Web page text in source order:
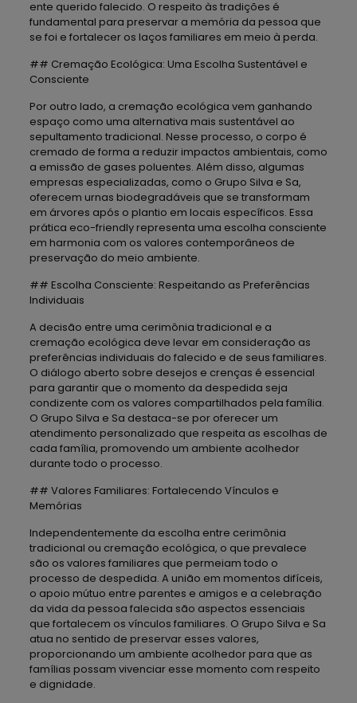
ente querido falecido. O respeito às tradições é
fundamental para preservar a memória da pessoa que
se foi e fortalecer os laços familiares em meio à perda.
## Cremação Ecológica: Uma Escolha Sustentável e
Consciente
Por outro lado, a cremação ecológica vem ganhando
espaço como uma alternativa mais sustentável ao
sepultamento tradicional. Nesse processo, o corpo é
cremado de forma a reduzir impactos ambientais, como
a emissão de gases poluentes. Além disso, algumas
empresas especializadas, como o Grupo Silva e Sa,
oferecem urnas biodegradáveis que se transformam
em árvores após o plantio em locais específicos. Essa
prática eco-friendly representa uma escolha consciente
em harmonia com os valores contemporâneos de
preservação do meio ambiente.
## Escolha Consciente: Respeitando as Preferências
Individuais
A decisão entre uma cerimônia tradicional e a
cremação ecológica deve levar em consideração as
preferências individuais do falecido e de seus familiares.
O diálogo aberto sobre desejos e crenças é essencial
para garantir que o momento da despedida seja
condizente com os valores compartilhados pela família.
O Grupo Silva e Sa destaca-se por oferecer um
atendimento personalizado que respeita as escolhas de
cada família, promovendo um ambiente acolhedor
durante todo o processo.
## Valores Familiares: Fortalecendo Vínculos e
Memórias
Independentemente da escolha entre cerimônia
tradicional ou cremação ecológica, o que prevalece
são os valores familiares que permeiam todo o
processo de despedida. A união em momentos difíceis,
o apoio mútuo entre parentes e amigos e a celebração
da vida da pessoa falecida são aspectos essenciais
que fortalecem os vínculos familiares. O Grupo Silva e Sa
atua no sentido de preservar esses valores,
proporcionando um ambiente acolhedor para que as
famílias possam vivenciar esse momento com respeito
e dignidade.